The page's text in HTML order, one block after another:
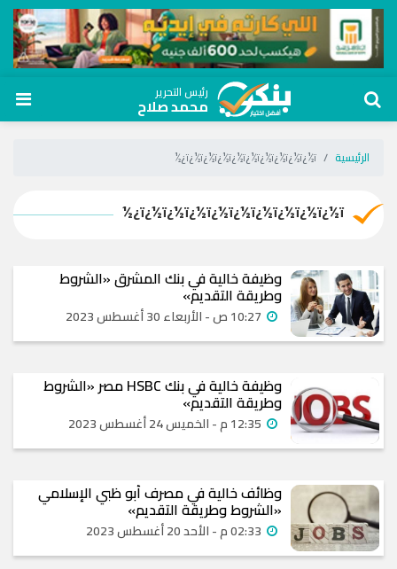
رئيس التحرير
محمد صلاح
الرئيسية ï¿½ï¿½ï¿½ï¿½ï¿½ï¿½ï¿½ï¿½ï¿½ï¿½
ï¿½ï¿½ï¿½ï¿½ï¿½ï¿½ï¿½ï¿½ï¿½ï¿½
وظيفة خالية في بنك المشرق «الشروط
وطريقة التقديم»
وظيفة خالية في بنك HSBC مصر «الشروط
وطريقة التقديم»
وظائف خالية في مصرف أبو ظبي الإسلامي
«الشروط وطريقة التقديم»